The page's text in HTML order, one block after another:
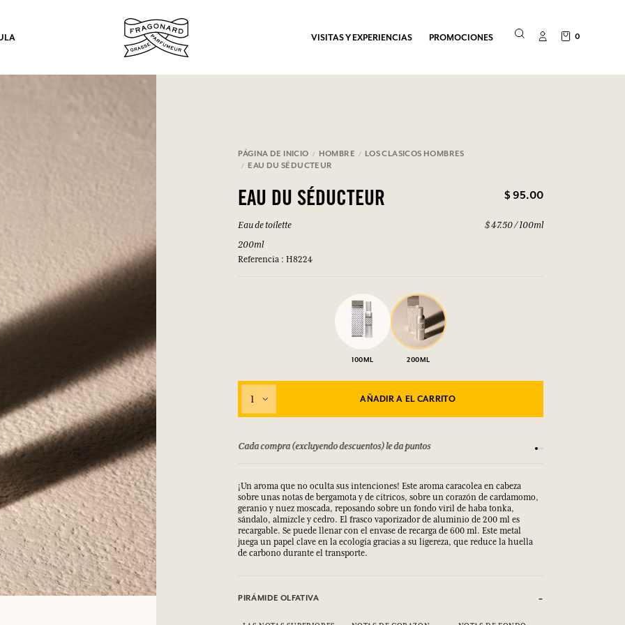
VISITAS Y EXPERIENCIAS PROMOCIONES 0
PÁGINA DE INICIO HOMBRE
LOS CLASICOS HOMBRES
EAU DU SÉDUCTEUR
EAU DU SÉDUCTEUR $ 95.00
Eau de toilette
200ml
Referencia : H8224
$ 47.50 / 100ml
100ML 200ML
1 AÑADIR A EL CARRITO
descuentos) le da puntos Consulta nuestros T&C
¡Un aroma que no oculta sus intenciones! Este aroma caracolea en cabeza
sobre unas notas de bergamota y de cítricos, sobre un corazón de cardamomo,
geranio y nuez moscada, reposando sobre un fondo viril de haba tonka,
sándalo, almizcle y cedro. El frasco vaporizador de aluminio de 200 ml es
recargable. Se puede llenar con el envase de recarga de 600 ml. Este metal
juega un papel clave en la ecología gracias a su ligereza, que reduce la huella
de carbono durante el transporte.
PIRÁMIDE OLFATIVA